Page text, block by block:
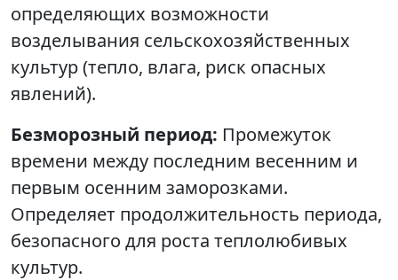
определяющих возможности
возделывания сельскохозяйственных
культур (тепло, влага, риск опасных
явлений).
Безморозный период: Промежуток
времени между последним весенним и
первым осенним заморозками.
Определяет продолжительность периода,
безопасного для роста теплолюбивых
культур.